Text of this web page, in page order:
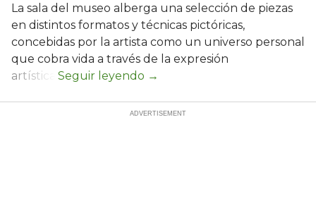
La sala del museo alberga una selección de piezas
en distintos formatos y técnicas pictóricas,
concebidas por la artista como un universo personal
que cobra vida a través de la expresión
artística.